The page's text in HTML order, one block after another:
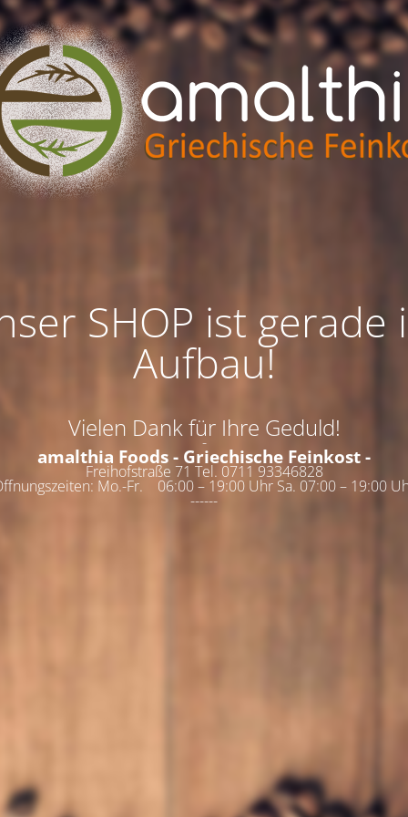
SHOP ist gerade
Aufbau!
Vielen Dank für Ihre Geduld!
-
amalthia Foods - Griechische Feinkost -
Freihofstraße 71 Tel. 0711 93346828
Mo.-Fr. 06:00 – 19:00 Uhr Sa. 07:00 – 19:00
------